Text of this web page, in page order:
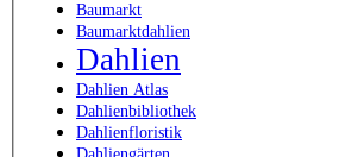
Baumarkt
Baumarktdahlien
Dahlien
Dahlien Atlas
Dahlienbibliothek
Dahlienfloristik